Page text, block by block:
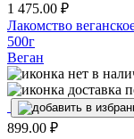
1 475.00 ₽
Лакомство
500г
Веган
899.00 ₽